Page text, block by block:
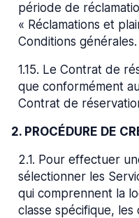
période de
« Réclamations et
Conditions générales.
1.15. Le Contrat de
que conformément
Contrat de
2. PROCÉDURE DE
2.1. Pour effectuer
sélectionner les
qui comprennent la
classe spécifique,